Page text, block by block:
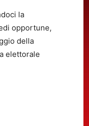
la
opportune,
della
elettorale